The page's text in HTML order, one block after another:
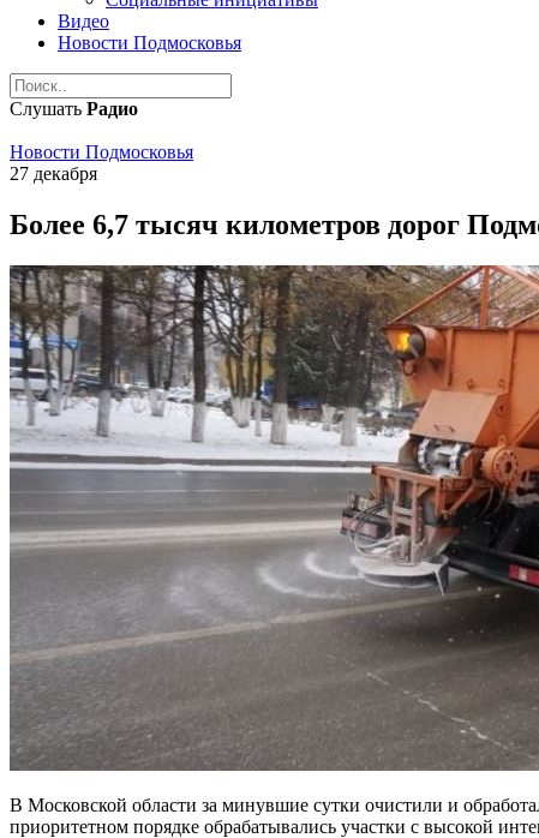
Видео
Новости Подмосковья
Слушать Радио
Новости Подмосковья
27 декабря
Более 6,7 тысяч километров дорог
В Московской области за минувшие сутки очистили и
приоритетном порядке обрабатывались участки с высокой